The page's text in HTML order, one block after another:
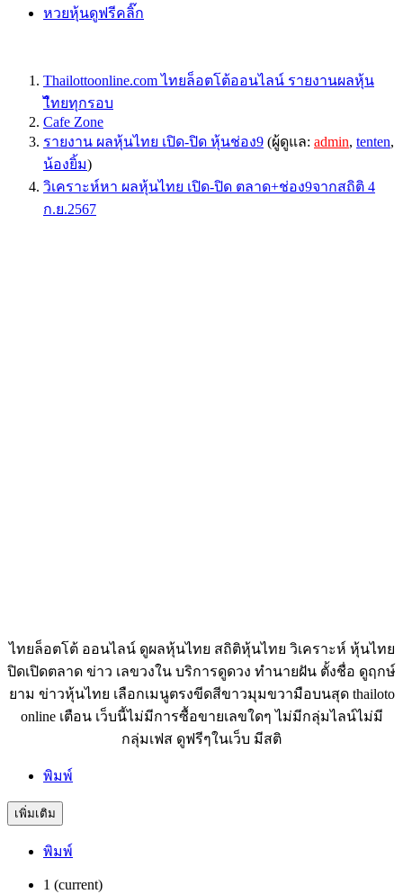
หวยหุ้นดูฟรีคลิ๊ก
Thailottoonline.com ไทยล็อตโต้ออนไลน์ รายงานผลหุ้น
ไืทยทุกรอบ
Cafe Zone
รายงาน ผลหุ้นไทย เปิด-ปิด หุ้นช่อง9 (ผู้ดูแล: admin, tenten,
น้องยิ้ม)
วิเคราะห์หา ผลหุ้นไทย เปิด-ปิด ตลาด+ช่อง9จากสถิติ 4
ก.ย.2567
ไทยล็อตโต้ ออนไลน์ ดูผลหุ้นไทย สถิติหุ้นไทย วิเคราะห์ หุ้นไทย
ปิดเปิดตลาด ข่าว เลขวงใน บริการดูดวง ทำนายฝัน ตั้งชื่อ ดูฤกษ์
ยาม ข่าวหุ้นไทย เลือกเมนูตรงขีดสีขาวมุมขวามือบนสุด thailoto
online เตือน เว็บนี้ไม่มีการซื้อขายเลขใดๆ ไม่มีกลุ่มไลน์ไม่มี
กลุ่มเฟส ดูฟรีๆในเว็บ มีสติ
พิมพ์
เพิ่มเติม
พิมพ์
1 (current)